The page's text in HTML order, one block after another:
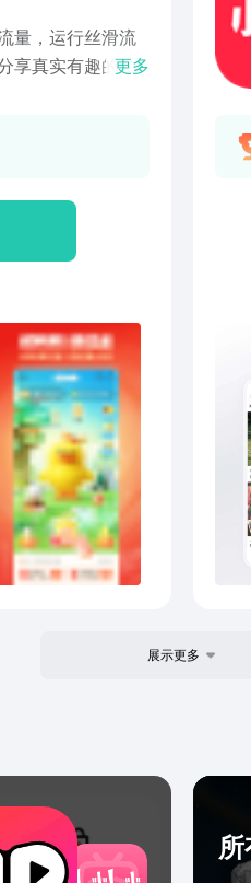
量，运行丝滑流
享真实有趣的生
好看，谁赢由你
更多
展示更多